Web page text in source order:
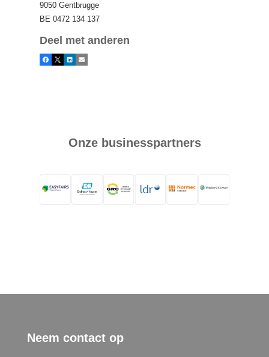
9050 Gentbrugge
BE 0472 134 137
Deel met anderen
Facebook
X LinkedInE-mail
Onze businesspartners
Neem contact op